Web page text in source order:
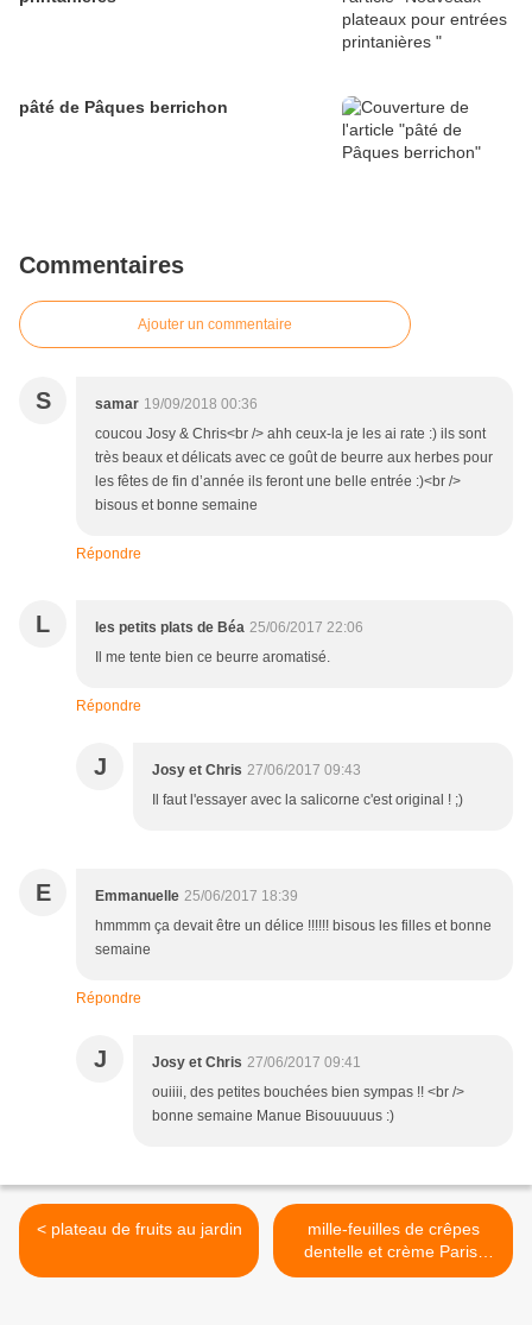
pâté de Pâques berrichon
Commentaires
Ajouter un commentaire
S samar 19/09/2018 00:36
coucou Josy & Chris<br /> ahh ceux-la je les ai rate :) ils sont
très beaux et délicats avec ce goût de beurre aux herbes pour
les fêtes de fin d’année ils feront une belle entrée :)<br />
bisous et bonne semaine
Répondre
L les petits plats de Béa 25/06/2017 22:06
Il me tente bien ce beurre aromatisé.
Répondre
J Josy et Chris 27/06/2017 09:43
Il faut l'essayer avec la salicorne c'est original ! ;)
E Emmanuelle 25/06/2017 18:39
hmmmm ça devait être un délice !!!!!! bisous les filles et bonne
semaine
Répondre
J Josy et Chris 27/06/2017 09:41
ouiiii, des petites bouchées bien sympas !! <br />
bonne semaine Manue Bisouuuuus :)
< plateau de fruits au jardin
mille-feuilles de crêpes
dentelle et crème Paris-
Brest pralinée >